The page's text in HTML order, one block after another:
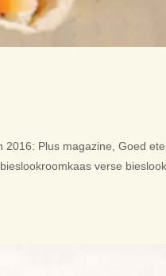
Plus magazine, Goed
verse bieslook